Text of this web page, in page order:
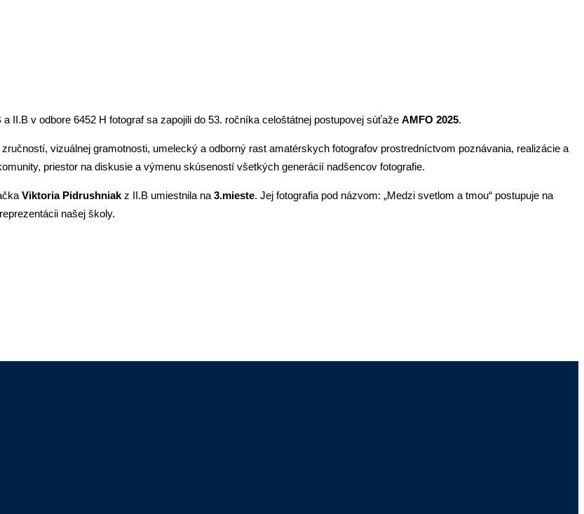
II.B v odbore 6452 H fotograf sa zapojili do 53. ročníka celoštátnej postupovej súťaže AMFO 2025.
vizuálnej gramotnosti, umelecký a odborný rast amatérskych fotografov prostredníctvom poznávania, realizácie a
priestor na diskusie a výmenu skúseností všetkých generácií nadšencov fotografie.
Viktoria Pidrushniak z II.B umiestnila na 3.mieste. Jej fotografia pod názvom: „Medzi svetlom a tmou“ postupuje na
našej školy.